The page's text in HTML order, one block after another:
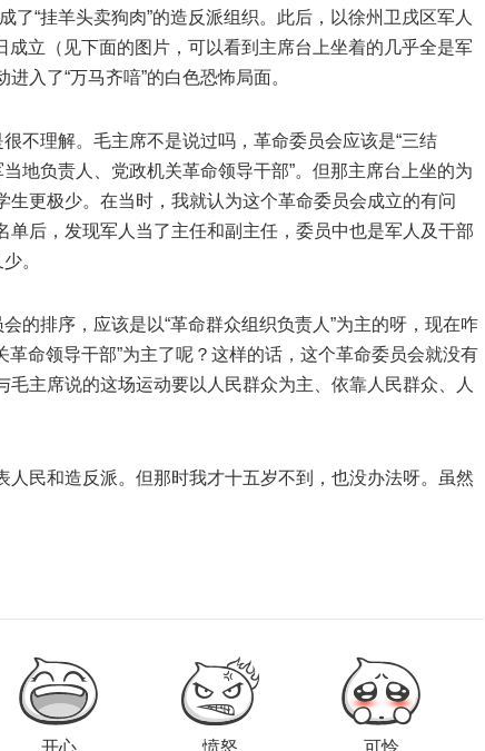
了“挂羊头卖狗肉”的造反派组织。此后，以徐州卫戌区军人
立（见下面的图片，可以看到主席台上坐着的几乎全是军
入了“万马齐喑”的白色恐怖局面。
不理解。毛主席不是说过吗，革命委员会应该是“三结
地负责人、党政机关革命领导干部”。但那主席台上坐的为
更极少。在当时，我就认为这个革命委员会成立的有问
后，发现军人当了主任和副主任，委员中也是军人及干部
。
的排序，应该是以“革命群众组织负责人”为主的呀，现在咋
革命领导干部”为主了呢？这样的话，这个革命委员会就没有
主席说的这场运动要以人民群众为主、依靠人民群众、人
人民和造反派。但那时我才十五岁不到，也没办法呀。虽然
开心 愤怒 可怜